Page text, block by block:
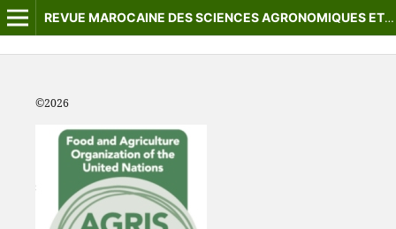
REVUE MAROCAINE DES SCIENCES AGRONOMIQUES ET VÉTÉRINAIRES
©2026